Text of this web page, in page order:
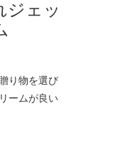
ジェッ
り物を選び
ームが良い